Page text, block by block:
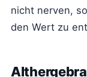
nicht nerven,
den Wert zu